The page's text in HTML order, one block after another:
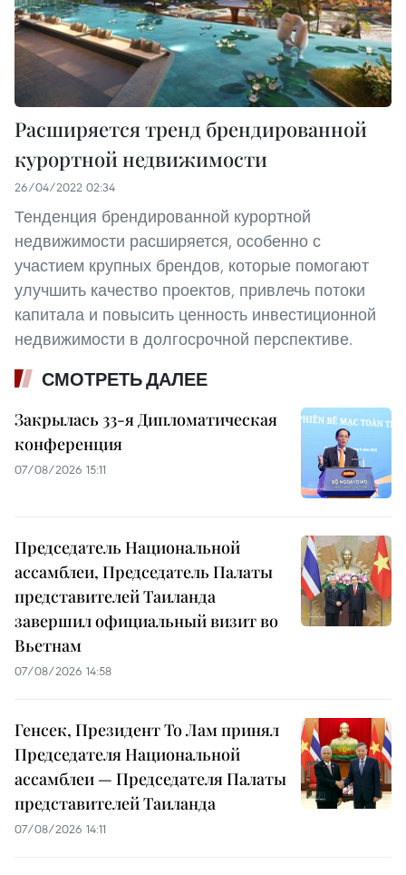
Расширяется тренд брендированной
курортной недвижимости
26/04/2022 02:34
Тенденция брендированной курортной
недвижимости расширяется, особенно с
участием крупных брендов, которые помогают
улучшить качество проектов, привлечь потоки
капитала и повысить ценность инвестиционной
недвижимости в долгосрочной перспективе.
СМОТРЕТЬ ДАЛЕЕ
Закрылась 33-я Дипломатическая
конференция
07/08/2026 15:11
Председатель Национальной
ассамблеи, Председатель Палаты
представителей Таиланда
завершил официальный визит во
Вьетнам
07/08/2026 14:58
Генсек, Президент То Лам принял
Председателя Национальной
ассамблеи — Председателя Палаты
представителей Таиланда
07/08/2026 14:11